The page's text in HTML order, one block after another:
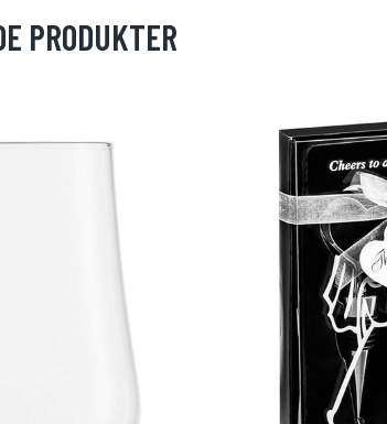
PRODUKTER